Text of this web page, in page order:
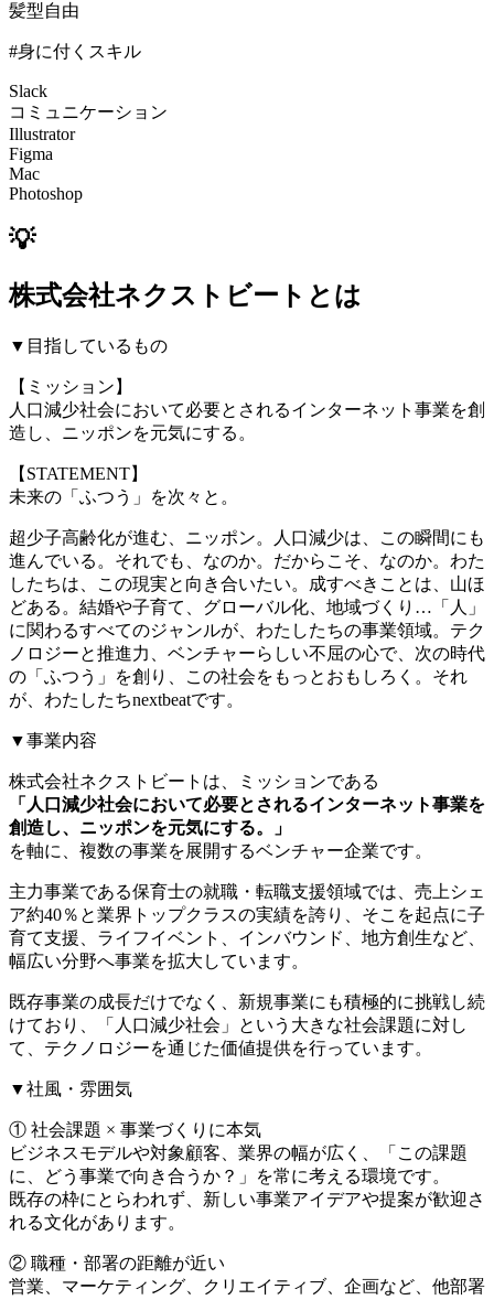
髪型自由
#身に付くスキル
Slack
コミュニケーション
Illustrator
Figma
Mac
Photoshop
💡
株式会社ネクストビートとは
▼目指しているもの
【ミッション】
人口減少社会において必要とされるインターネット事業を創
造し、ニッポンを元気にする。
【STATEMENT】
未来の「ふつう」を次々と。
超少子高齢化が進む、ニッポン。人口減少は、この瞬間にも
進んでいる。それでも、なのか。だからこそ、なのか。わた
したちは、この現実と向き合いたい。成すべきことは、山ほ
どある。結婚や子育て、グローバル化、地域づくり…「人」
に関わるすべてのジャンルが、わたしたちの事業領域。テク
ノロジーと推進力、ベンチャーらしい不屈の心で、次の時代
の「ふつう」を創り、この社会をもっとおもしろく。それ
が、わたしたちnextbeatです。
▼事業内容
株式会社ネクストビートは、ミッションである
「人口減少社会において必要とされるインターネット事業を
創造し、ニッポンを元気にする。」
を軸に、複数の事業を展開するベンチャー企業です。
主力事業である保育士の就職・転職支援領域では、売上シェ
ア約40％と業界トップクラスの実績を誇り、そこを起点に子
育て支援、ライフイベント、インバウンド、地方創生など、
幅広い分野へ事業を拡大しています。
既存事業の成長だけでなく、新規事業にも積極的に挑戦し続
けており、「人口減少社会」という大きな社会課題に対し
て、テクノロジーを通じた価値提供を行っています。
▼社風・雰囲気
① 社会課題 × 事業づくりに本気
ビジネスモデルや対象顧客、業界の幅が広く、「この課題
に、どう事業で向き合うか？」を常に考える環境です。
既存の枠にとらわれず、新しい事業アイデアや提案が歓迎さ
れる文化があります。
② 職種・部署の距離が近い
営業、マーケティング、クリエイティブ、企画など、他部署